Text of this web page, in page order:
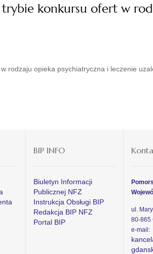
konkursu ofert w
rodzaju opieka psychiatryczna i leczenie
BIP INFO
Biuletyn Informacji
Publicznej NFZ
Instrukcja Obsługi BIP
Redakcja BIP NFZ
Portal BIP
ul.
80-865
e-mail: